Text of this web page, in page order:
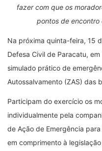
fazer com que os
pontos de
Na próxima quinta-feira, 15
Defesa Civil de Paracatu,
simulado prático de
Autossalvamento (ZAS) das
Participam do exercício os
individualmente pela
de Ação de Emergência
em comprimento à